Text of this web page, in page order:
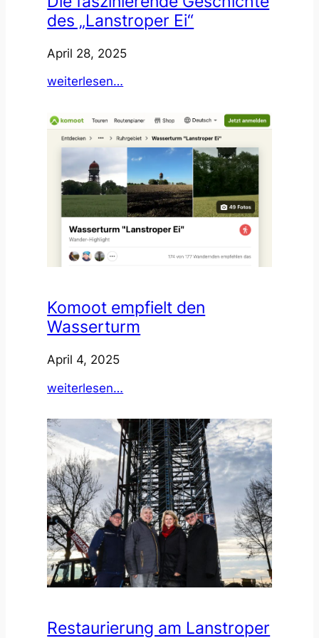
des „Lanstroper Ei“
April 28, 2025
weiterlesen…
faszinierende
Geschichte
des
„Lanstroper
Ei“
Komoot empfielt den
Wasserturm
April 4, 2025
weiterlesen…
empfielt
den
Wasserturm
Restaurierung am Lanstroper